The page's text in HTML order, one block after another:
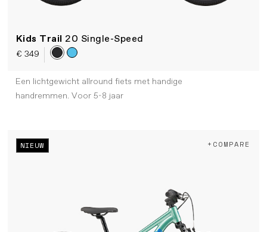
Kids Trail 20 Single-Speed
€ 349
Een lichtgewicht allround fiets met handige
handremmen. Voor 5-8 jaar
NIEUW +COMPARE